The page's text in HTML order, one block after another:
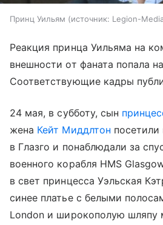
Принц Уильям источник: Legion-
Реакция принца Уильяма на
внешности от фаната попала
Соответствующие кадры
24 мая, в субботу, сын
жена Кейт Миддлтон посетили
в Глазго и понаблюдали за
военного корабля HMS
в свет принцесса Уэльская
синее платье с белыми
London и широкополую шляпу